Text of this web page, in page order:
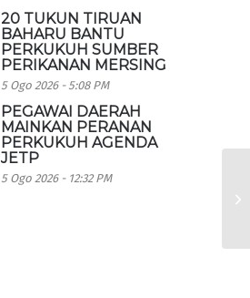
20 TUKUN TIRUAN
BAHARU BANTU
PERKUKUH SUMBER
PERIKANAN MERSING
5 Ogo 2026 - 5:08 PM
PEGAWAI DAERAH
MAINKAN PERANAN
PERKUKUH AGENDA
JETP
5 Ogo 2026 - 12:32 PM